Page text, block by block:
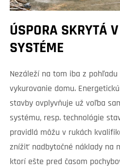
ÚSPORA SKRYTÁ
SYSTÉME
Nezáleží na tom iba z
vykurovanie domu.
stavby ovplyvňuje už voľba
systému, resp. technológie
pravidlá môžu v rukách
znížiť nadbytočné náklady na
ktorí ešte pred časom